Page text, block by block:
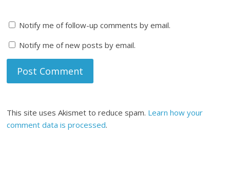
Notify me of follow-up comments by email.
Notify me of new posts by email.
This site uses Akismet to reduce spam. Learn how your
comment data is processed.